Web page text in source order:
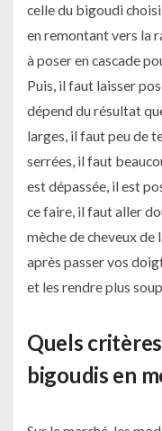
celle du bigoudi
en remontant vers la
à poser en cascade
Puis, il faut laisser
dépend du résultat
larges, il faut peu de
serrées, il faut
est dépassée, il est
ce faire, il faut aller
mèche de cheveux de
après passer vos
et les rendre plus
Quels
bigoudis en